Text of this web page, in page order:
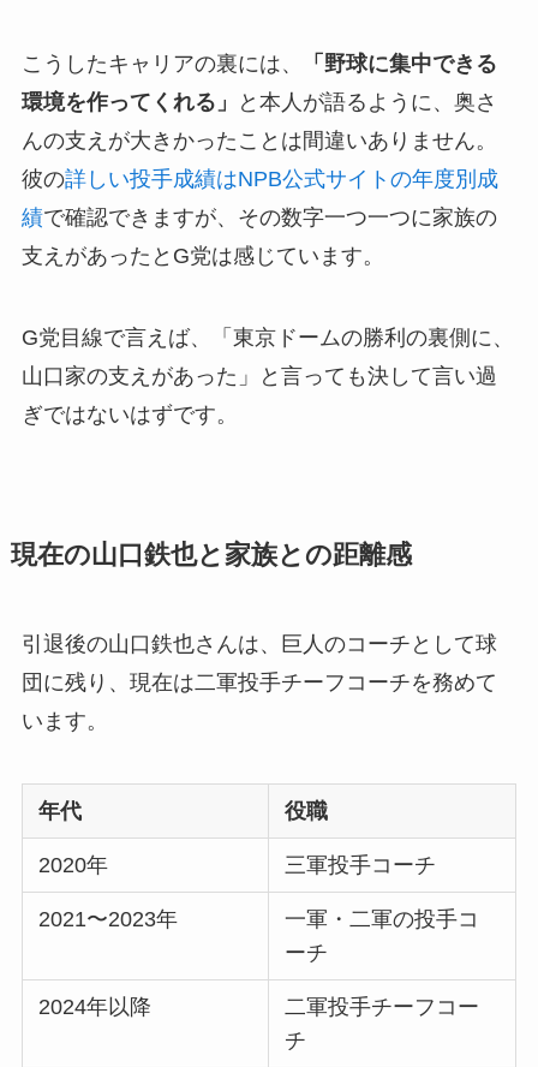
こうしたキャリアの裏には、
「野球に集中できる
環境を作ってくれる」
と本人が語るように、奥さ
んの支えが大きかったことは間違いありません。
彼の詳しい投手成績はNPB公式サイトの年度別成
績で確認できますが、その数字一つ一つに家族の
支えがあったとG党は感じています。
G党目線で言えば、「東京ドームの勝利の裏側に、
山口家の支えがあった」と言っても決して言い過
ぎではないはずです。
現在の山口鉄也と家族との距離感
引退後の山口鉄也さんは、巨人のコーチとして球
団に残り、現在は二軍投手チーフコーチを務めて
います。
年代 役職
2020年 三軍投手コーチ
2021〜2023年
一軍・二軍の投手コ
ーチ
2024年以降
二軍投手チーフコー
チ